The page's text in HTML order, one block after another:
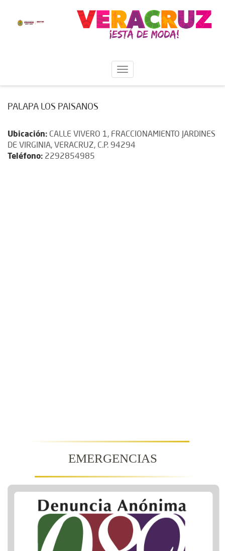
PALAPA LOS PAISANOS
Ubicación: CALLE VIVERO 1, FRACCIONAMIENTO JARDINES
DE VIRGINIA, VERACRUZ, C.P. 94294
Teléfono: 2292854985
EMERGENCIAS